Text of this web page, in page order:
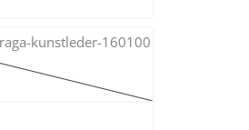
Rojo
(Esta opción no está disponible en este